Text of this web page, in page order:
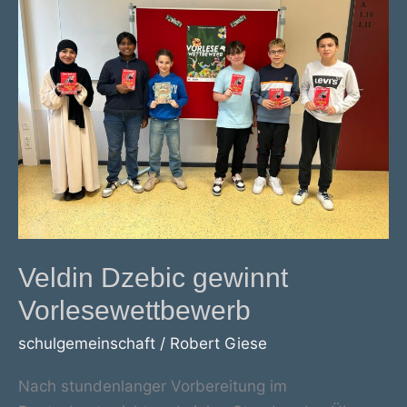
Veldin Dzebic gewinnt
Vorlesewettbewerb
schulgemeinschaft / Robert Giese
Nach stundenlanger Vorbereitung im